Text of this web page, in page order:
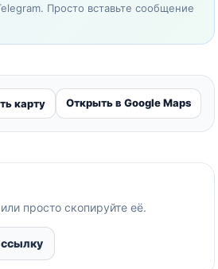
Просто вставьте сообщение
карту Открыть в Google Maps
просто скопируйте её.